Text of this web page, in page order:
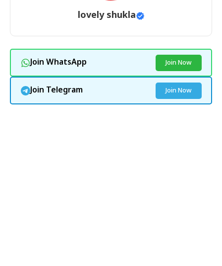
lovely shukla
Join WhatsApp Join Now
Join Telegram Join Now